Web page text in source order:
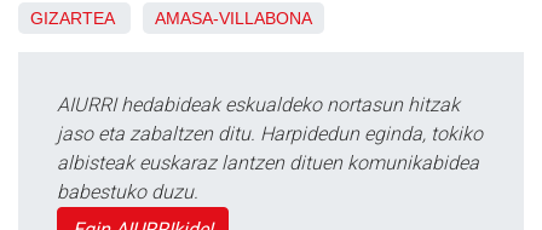
GIZARTEA AMASA-VILLABONA
AIURRI hedabideak eskualdeko nortasun hitzak
jaso eta zabaltzen ditu. Harpidedun eginda, tokiko
albisteak euskaraz lantzen dituen komunikabidea
babestuko duzu.